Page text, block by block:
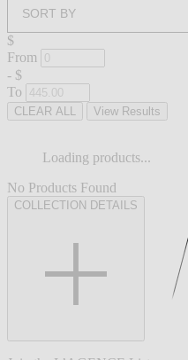
SORT BY
$
From
- $
To
CLEAR ALL View Results
Loading products...
No Products Found
COLLECTION DETAILS